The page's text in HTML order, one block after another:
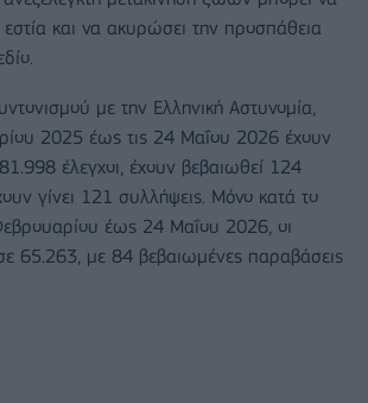
και να ακυρώσει την προσπάθεια
με την Ελληνική Αστυνομία,
2025 έως τις 24 Μαΐου 2026 έχουν
έλεγχοι, έχουν βεβαιωθεί 124
γίνει 121 συλλήψεις. Μόνο κατά το
έως 24 Μαΐου 2026, οι
65.263, με 84 βεβαιωμένες παραβάσεις